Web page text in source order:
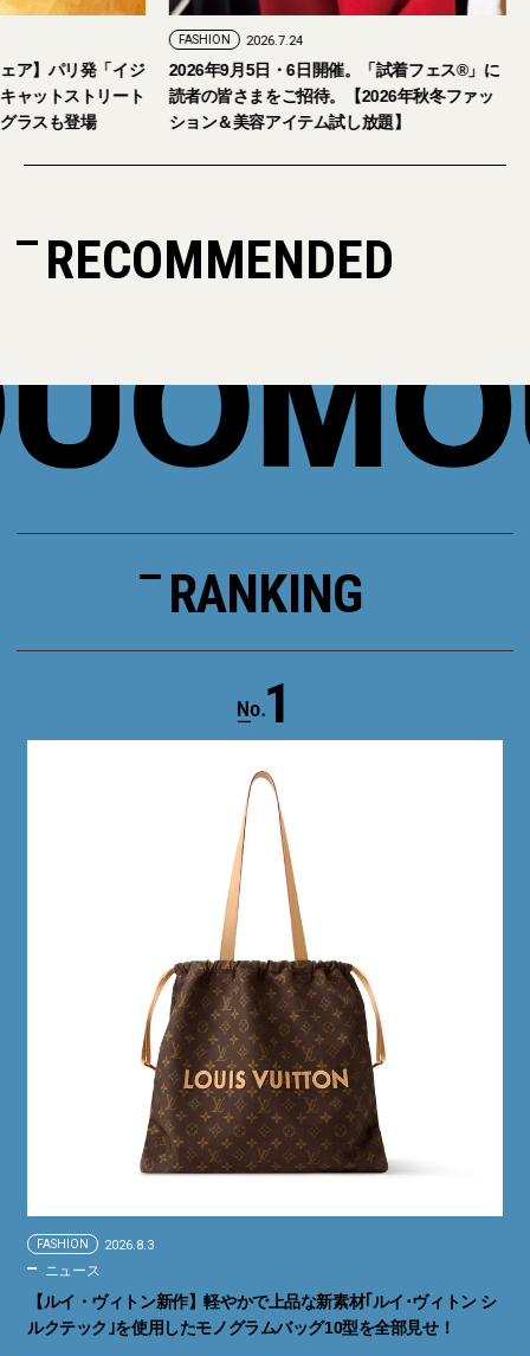
【おしゃれな大人のアイウェア】パリ発「イジ
ピジ」が国内初の旗艦店をキャットストリート
にオープン。日本限定サングラスも登場
2026年9月5日・6
読者の皆さまをご
ション＆美容アイ
RECOMMENDED
RANKING
1
FASHION 2026.8.3
ニュース
【ルイ・ヴィトン新作】軽やかで上品な新素材｢ルイ･ヴィトン シ
ルクテック｣を使用したモノグラムバッグ10型を全部見せ！